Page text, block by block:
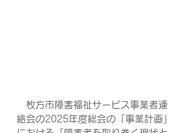
枚方市障害福祉サービス事業者連
絡会の2025年度総会の「事業計画」